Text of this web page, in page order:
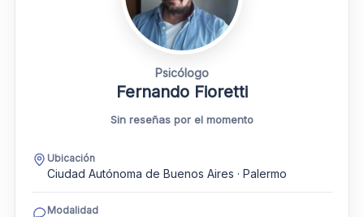
Psicólogo
Fernando Fioretti
Sin reseñas por el momento
Ubicación
Ciudad Autónoma de Buenos Aires · Palermo
Modalidad